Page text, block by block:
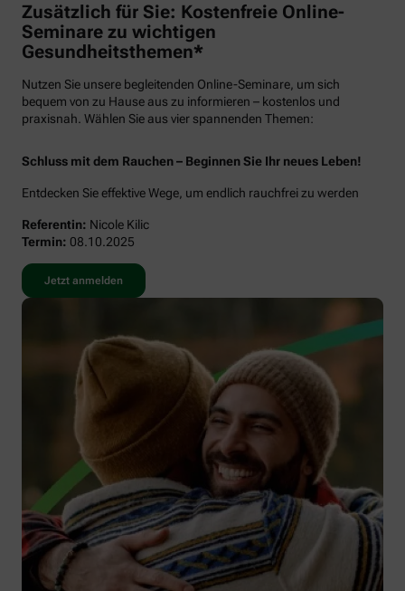
Zusätzlich für Sie: Kostenfreie Online-
Seminare zu wichtigen
Gesundheitsthemen*
Nutzen Sie unsere begleitenden Online-Seminare, um sich
bequem von zu Hause aus zu informieren – kostenlos und
praxisnah. Wählen Sie aus vier spannenden Themen:
Schluss mit dem Rauchen – Beginnen Sie Ihr neues Leben!
Entdecken Sie effektive Wege, um endlich rauchfrei zu werden
Referentin: Nicole Kilic
Termin: 08.10.2025
Jetzt anmelden